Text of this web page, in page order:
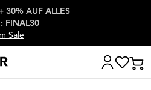
zum Content
30% AUF ALLES
FINAL30
Sale